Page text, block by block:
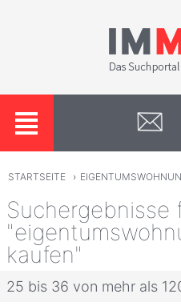
STARTSEITE ›
Suchergebnisse
kaufen"
25 bis 36 von mehr als